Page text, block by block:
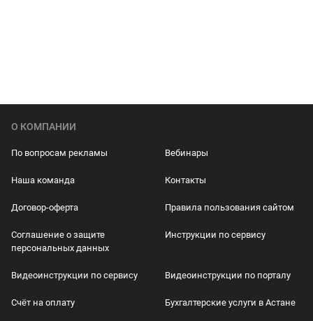
О КОМПАНИИ
По вопросам рекламы Вебинары
Наша команда Контакты
Договор-оферта Правила пользования сайтом
Соглашение о защите
персональных данных
Инструкции по сервису
Видеоинструкции по сервису Видеоинструкции по порталу
Счёт на оплату Бухгалтерские услуги в Астане